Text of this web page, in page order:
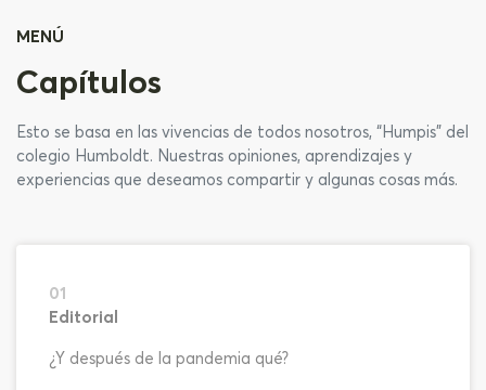
MENÚ
Capítulos
Esto se basa en las vivencias de todos nosotros, “Humpis” del
colegio Humboldt. Nuestras opiniones, aprendizajes y
experiencias que deseamos compartir y algunas cosas más.
01
Editorial
¿Y después de la pandemia qué?